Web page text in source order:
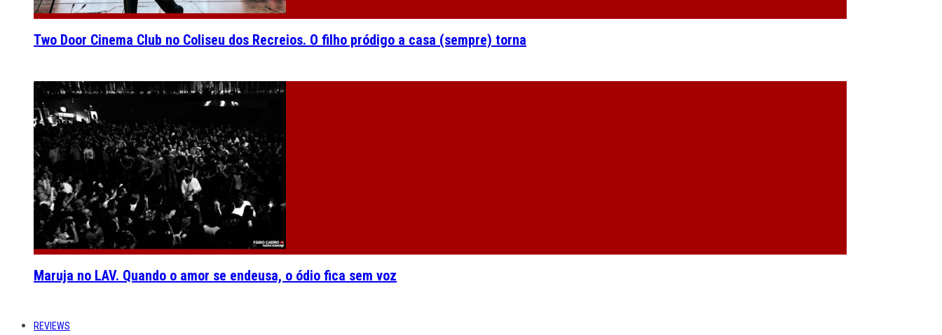
Two Door Cinema Club no Coliseu dos Recreios. O filho pródigo a casa (sempre) torna
Maruja no LAV. Quando o amor se endeusa, o ódio fica sem voz
REVIEWS